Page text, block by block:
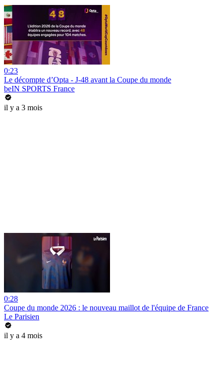
0:23
Le décompte d’Opta - J-48 avant la Coupe du monde
beIN SPORTS France
il y a 3 mois
0:28
Coupe du monde 2026 : le nouveau maillot de l'équipe de France
Le Parisien
il y a 4 mois